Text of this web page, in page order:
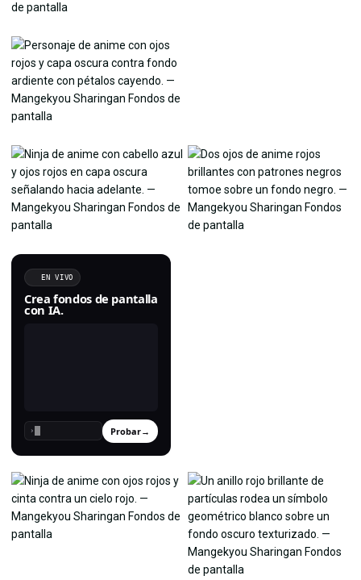
EN VIVO
Crea fondos de pantalla
con IA.
› Probar→